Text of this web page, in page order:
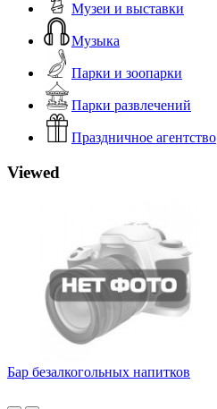
Музеи и выставки
Музыка
Парки и зоопарки
Парки развлечений
Праздничное агентство
Viewed
Бар безалкогольных напитков